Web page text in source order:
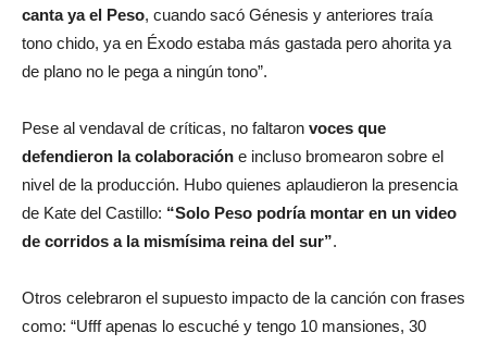
canta ya el Peso, cuando sacó Génesis y anteriores traía
tono chido, ya en Éxodo estaba más gastada pero ahorita ya
de plano no le pega a ningún tono”.
Pese al vendaval de críticas, no faltaron voces que
defendieron la colaboración e incluso bromearon sobre el
nivel de la producción. Hubo quienes aplaudieron la presencia
de Kate del Castillo: “Solo Peso podría montar en un video
de corridos a la mismísima reina del sur”.
Otros celebraron el supuesto impacto de la canción con frases
como: “Ufff apenas lo escuché y tengo 10 mansiones, 30